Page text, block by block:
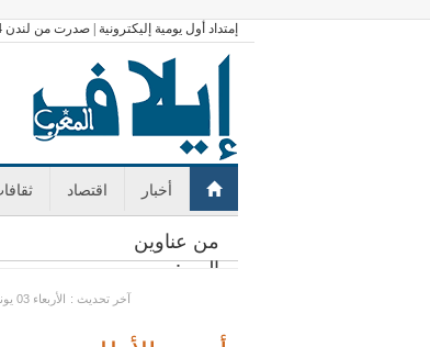
إمتداد أول يومية إليكترونية | صدرت من لندن 4 أكتوبر 2016
أخبار اقتصاد
من عناوين
اليوم:
GMT الأربعاء 03 يونيو 2026 10:43 : آخر تحديث